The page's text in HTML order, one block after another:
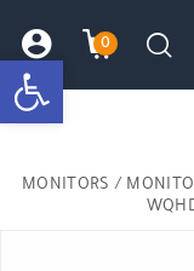
؟
0
עגלתחיפוש
MONITORS /